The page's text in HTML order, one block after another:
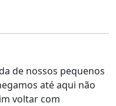
de nossos pequenos
até aqui não
voltar com